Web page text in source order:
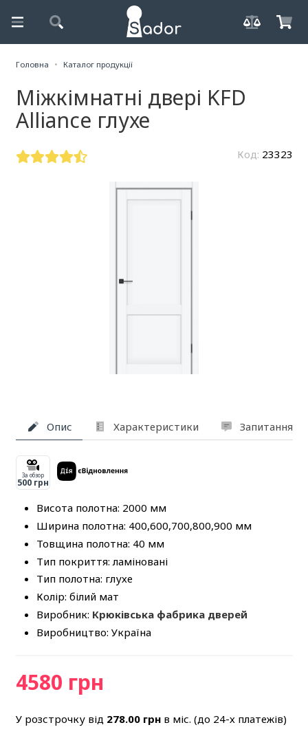
Головна Каталог продукції
Міжкімнатні двері KFD
Alliance глухе
Код: 23323
Опис Характеристики Запитання
За обзор
500 грн
Висота полотна: 2000 мм
Ширина полотна: 400,600,700,800,900 мм
Товщина полотна: 40 мм
Тип покриття: ламіновані
Тип полотна: глухе
Колір: білий мат
Виробник: Крюківська фабрика дверей
Виробництво: Україна
4580 грн
У розстрочку від 278.00грнв міс. (до 24-х платежів)